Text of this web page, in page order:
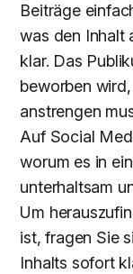
Beiträge
was den Inhalt
klar. Das
beworben
anstrengen
Auf Social
worum es in
unterhaltsam
Um
ist, fragen Sie
Inhalts sofort